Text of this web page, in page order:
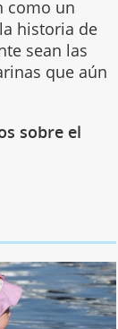
como un
historia de
sean las
que aún
sobre el